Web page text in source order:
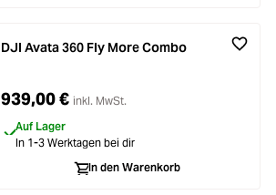
DJI Avata 360 Fly More Combo
939,00 € inkl. MwSt.
Auf Lager
In 1-3 Werktagen bei dir
In den Warenkorb